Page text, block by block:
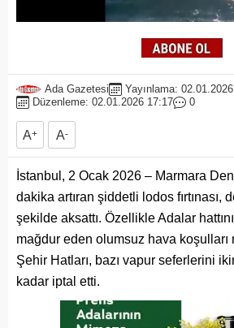
Ada Gazetesi
Yayınlama: 02.01.2026
Düzenleme: 02.01.2026 17:17
0
A+ A-
İstanbul, 2 Ocak 2026 – Marmara
dakika artıran şiddetli lodos fırtınası,
şekilde aksattı. Özellikle Adalar
mağdur eden olumsuz hava koşulları
Şehir Hatları, bazı vapur seferlerini
kadar iptal etti.